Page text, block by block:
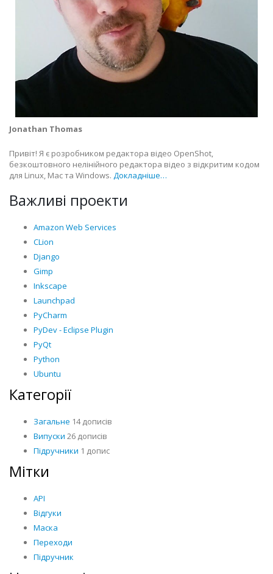
Jonathan Thomas
Привіт! Я є розробником редактора відео OpenShot,
безкоштовного нелінійного редактора відео з відкритим кодом
для Linux, Mac та Windows. Докладніше…
Важливі проекти
Amazon Web Services
CLion
Django
Gimp
Inkscape
Launchpad
PyCharm
PyDev - Eclipse Plugin
PyQt
Python
Ubuntu
Категорії
Загальне 14 дописів
Випуски 26 дописів
Підручники 1 допис
Мітки
API
Відгуки
Маска
Переходи
Підручник